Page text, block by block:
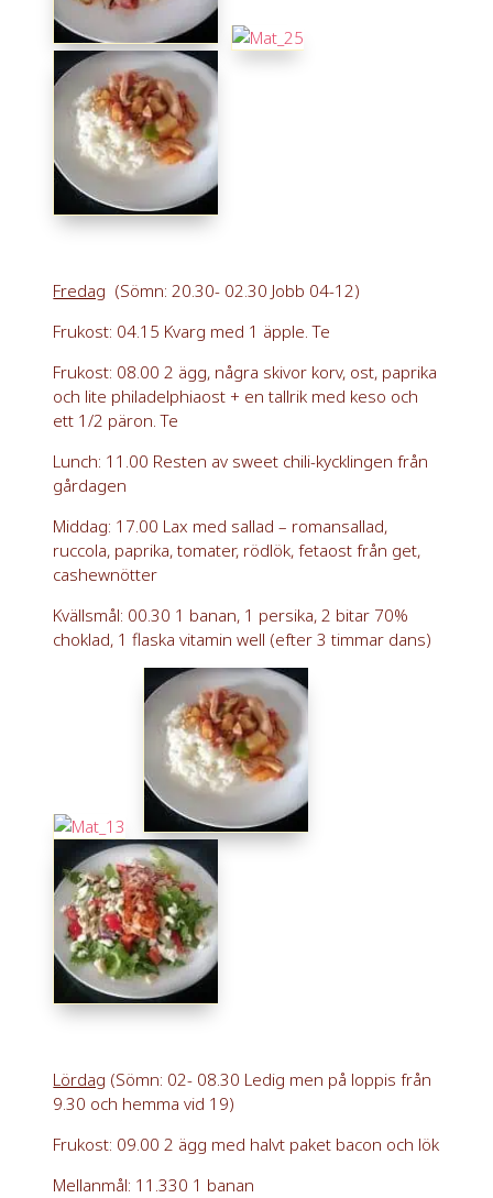
Fredag (Sömn: 20.30- 02.30 Jobb 04-12)
Frukost: 04.15 Kvarg med 1 äpple. Te
Frukost: 08.00 2 ägg, några skivor korv, ost, paprika
och lite philadelphiaost + en tallrik med keso och
ett 1/2 päron. Te
Lunch: 11.00 Resten av sweet chili-kycklingen från
gårdagen
Middag: 17.00 Lax med sallad – romansallad,
ruccola, paprika, tomater, rödlök, fetaost från get,
cashewnötter
Kvällsmål: 00.30 1 banan, 1 persika, 2 bitar 70%
choklad, 1 flaska vitamin well (efter 3 timmar dans)
Lördag (Sömn: 02- 08.30 Ledig men på loppis från
9.30 och hemma vid 19)
Frukost: 09.00 2 ägg med halvt paket bacon och lök
Mellanmål: 11.330 1 banan